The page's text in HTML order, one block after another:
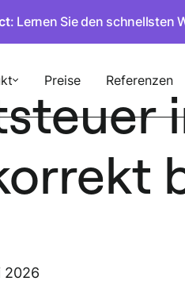
: Lernen Sie den schnellsten
Preise Referenzen
2026